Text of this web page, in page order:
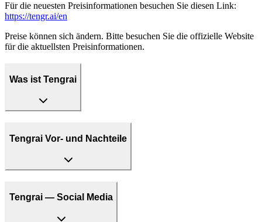
Für die neuesten Preisinformationen besuchen Sie diesen Link:
https://tengr.ai/en
Preise können sich ändern. Bitte besuchen Sie die offizielle Website
für die aktuellsten Preisinformationen.
Was ist Tengrai
Tengrai Vor- und Nachteile
Tengrai — Social Media